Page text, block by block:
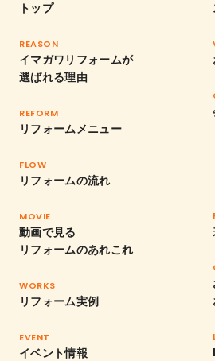
トップ
REASON
イマガワリフォームが
選ばれる理由
REFORM
リフォームメニュー
FLOW
リフォームの流れ
MOVIE
動画で見る
リフォームのあれこれ
WORKS
リフォーム実例
EVENT
イベント情報